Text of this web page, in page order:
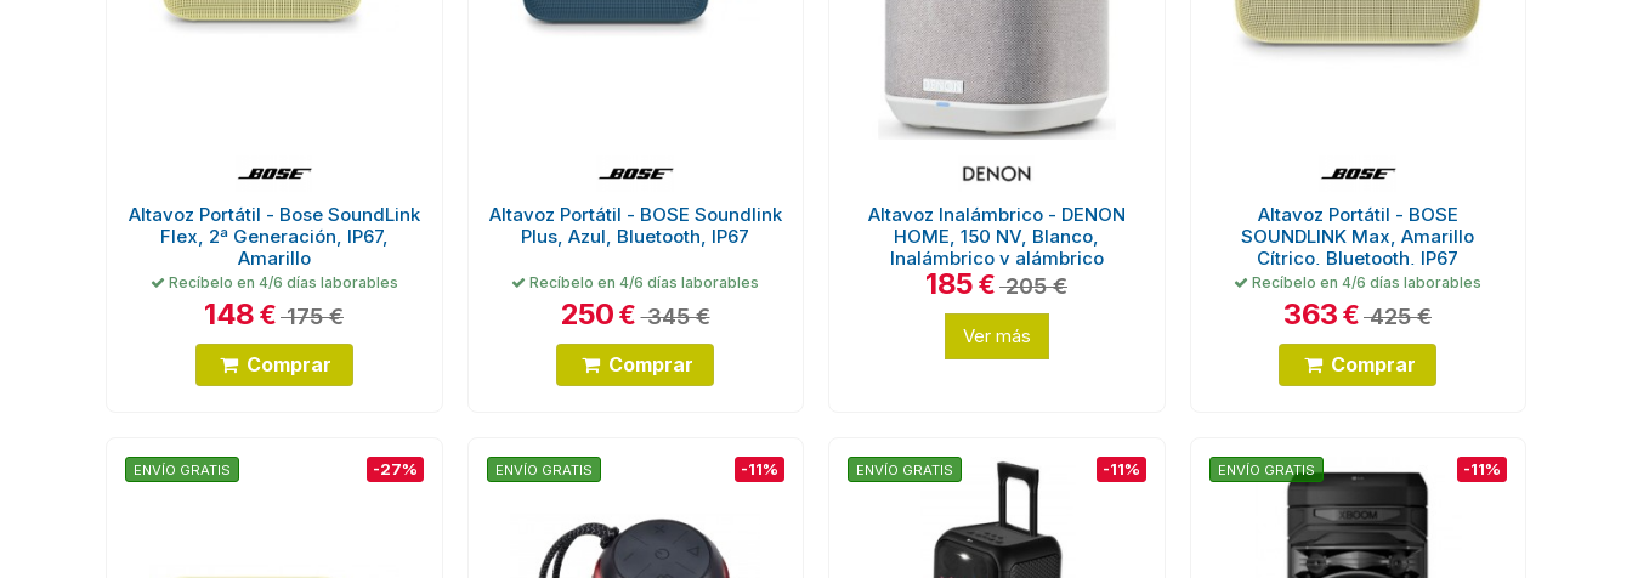
Altavoz Portátil - Bose SoundLink
Flex, 2ª Generación, IP67,
Amarillo
Recíbelo en 4/6 días laborables
148€175 €
Comprar
Altavoz Portátil - BOSE Soundlink
Plus, Azul, Bluetooth, IP67
Recíbelo en 4/6 días laborables
250 € 345 €
Comprar
Altavoz Inalámbrico - DENON
HOME, 150 NV, Blanco,
Inalámbrico y alámbrico
185€205 €
Ver más
Altavoz Portátil - BOSE
SOUNDLINK Max, Amarillo
Cítrico, Bluetooth, IP67
Recíbelo en 4/6 días laborables
363€425 €
Comprar
ENVÍO GRATIS -27% ENVÍO GRATIS -11% ENVÍO GRATIS -11% ENVÍO GRATIS -11%